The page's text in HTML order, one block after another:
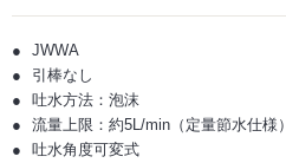
JWWA
引棒なし
吐水方法：泡沫
流量上限：約5L/min（定量節水仕様）
吐水角度可変式